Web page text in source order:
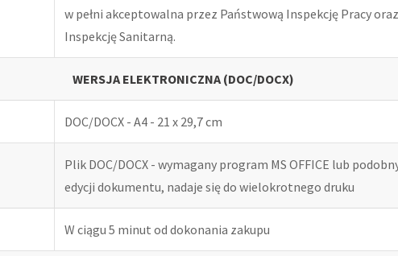
w pełni akceptowalna przez Państwową Inspekcję Pracy
Inspekcję Sanitarną.
WERSJA ELEKTRONICZNA (DOC/DOCX)
DOC/DOCX - A4 - 21 x 29,7 cm
Plik DOC/DOCX - wymagany program MS OFFICE lub
edycji dokumentu, nadaje się do wielokrotnego druku
W ciągu 5 minut od dokonania zakupu